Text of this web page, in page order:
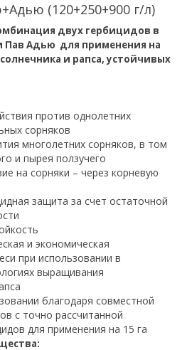
(120+250+900 г/л)
двух гербицидов в
Пав Адью для применения на
и рапса, устойчивых
против однолетних
сорняков
многолетних сорняков, в том
и пырея ползучего
на сорняки – через корневую
защита за счет остаточной
и экономическая
при использовании в
выращивания
благодаря совместной
с точно рассчитанной
для применения на 15 га